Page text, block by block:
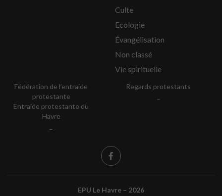
Culte
Ecologie
Évangélisation
Non classé
Vie spirituelle
Fédération de l’entraide
protestante
Entraide protestante du
Havre
Regards protestants
EPU Le Havre – 2026